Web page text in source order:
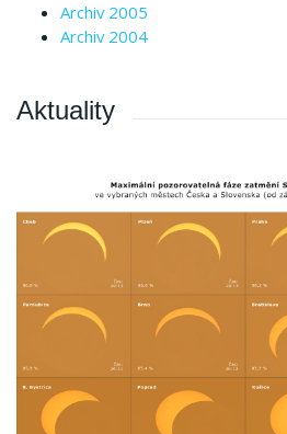
Archiv 2005
Archiv 2004
Aktuality